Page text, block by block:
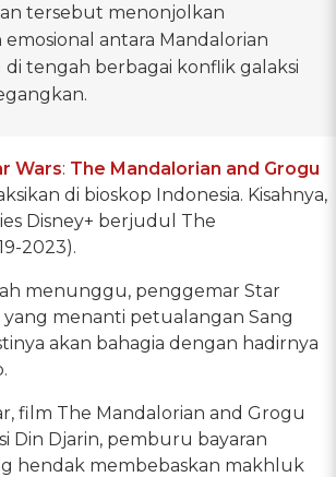
tersebut menonjolkan
antara Mandalorian
tengah berbagai konflik galaksi
Wars: The Mandalorian and Grogu
di bioskop Indonesia. Kisahnya,
Disney+ berjudul The
2023).
menunggu, penggemar Star
yang menanti petualangan Sang
akan bahagia dengan hadirnya
film The Mandalorian and Grogu
Din Djarin, pemburu bayaran
hendak membebaskan makhluk